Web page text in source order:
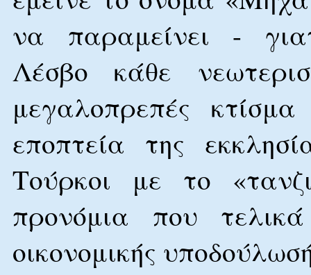
να παραμείνει -
Λέσβο κάθε
μεγαλοπρεπές
εποπτεία της
Τούρκοι με το
προνόμια που
οικονομικής